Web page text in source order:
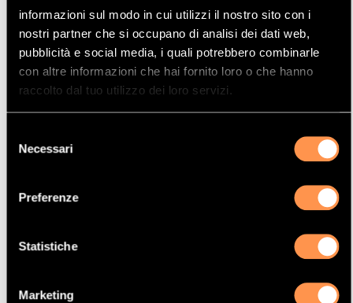
informazioni sul modo in cui utilizzi il nostro sito con i
nostri partner che si occupano di analisi dei dati web,
pubblicità e social media, i quali potrebbero combinarle
con altre informazioni che hai fornito loro o che hanno
raccolto dal tuo utilizzo dei loro servizi.
delNecessari
Preferenze
Statistiche
Marketing
Miglior prezzo garantito
Catalizzatori specifici e filtri antiparticolato sono
APLICAZIONE
ALFA ROMEO
145